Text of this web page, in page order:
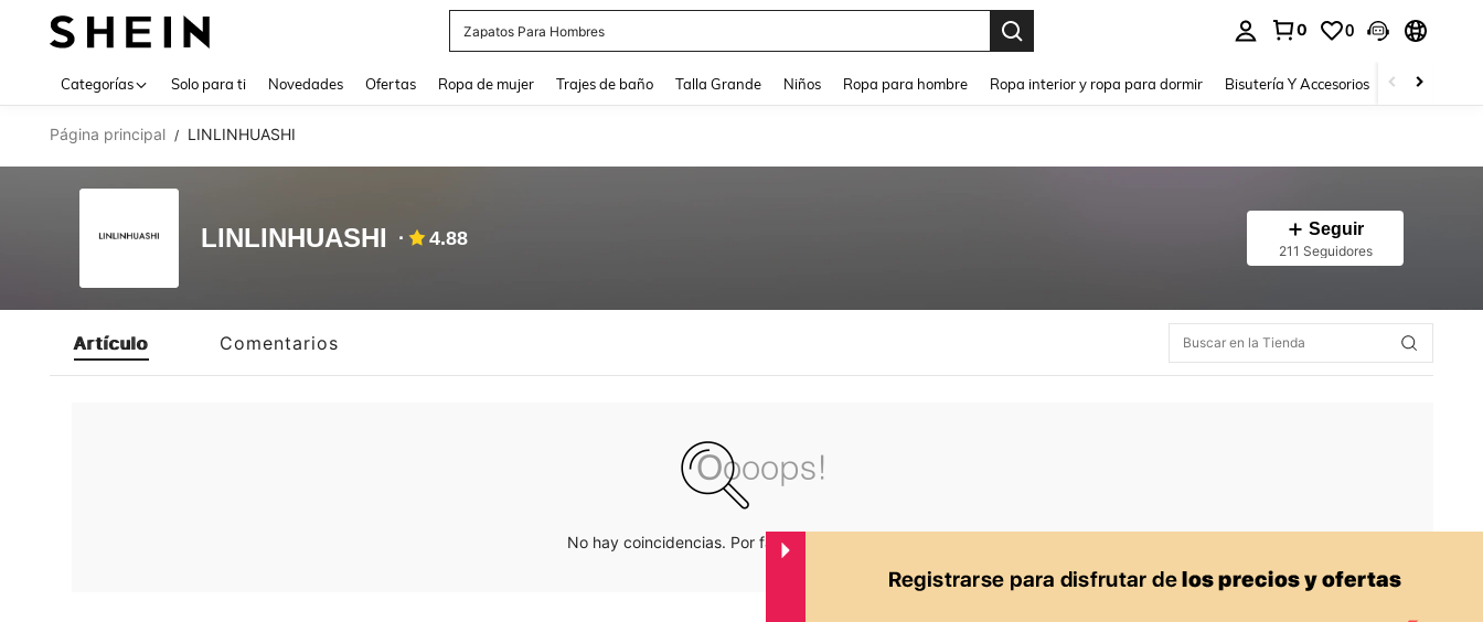
Zapatos Para Hombres
0 0
Categorías Solo para ti Novedades Ofertas Ropa de mujer Trajes de baño Talla Grande Niños Ropa para hombre Ropa interior y ropa para dormir Bisutería Y Accesorios Zapatos
Página principal / LINLINHUASHI
LINLINHUASHI 4.88 Seguir
211 Seguidores
Artículo Comentarios
No hay coincidencias. Por favor inténtalo de nuevo.